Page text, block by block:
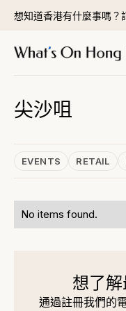
想知道香港有什麼事嗎？
尖沙咀
EVENTS RETAIL
No items found.
想了
通過註冊我們的